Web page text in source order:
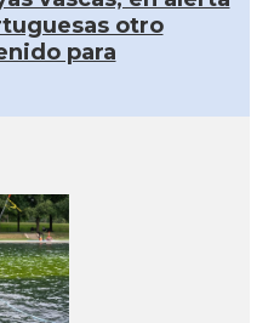
otro
para